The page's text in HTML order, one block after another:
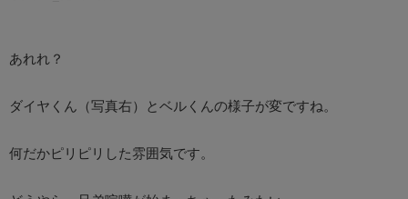
あれれ？
ダイヤくん（写真右）とベルくんの様子が変ですね。
何だかピリピリした雰囲気です。